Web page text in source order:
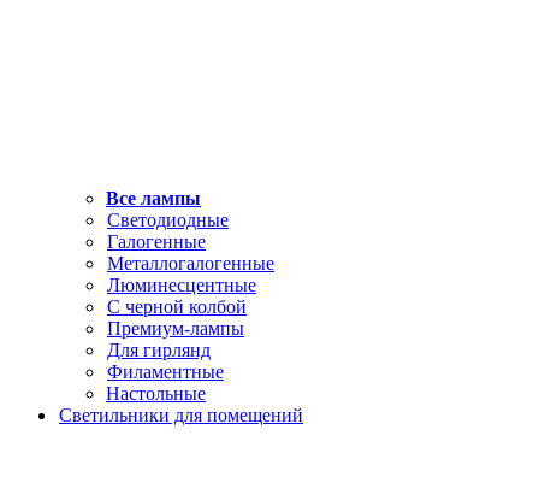
Все лампы
Светодиодные
Галогенные
Металлогалогенные
Люминесцентные
С черной колбой
Премиум-лампы
Для гирлянд
Филаментные
Настольные
Светильники для помещений